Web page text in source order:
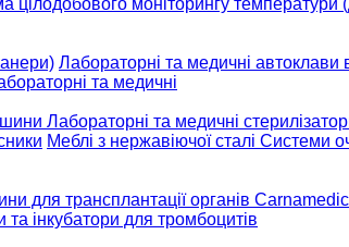
Лабораторні та медичні автоклави
та медичні
Лабораторні та медичні
Меблі з нержавіючої сталі Системи
для трансплантації органів
та інкубатори для тромбоцитів